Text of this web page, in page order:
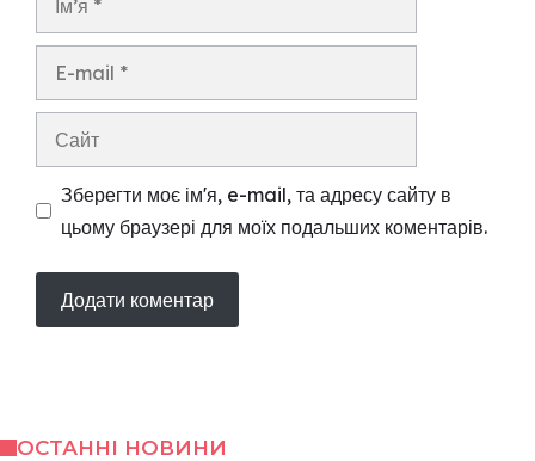
Зберегти моє ім'я, e-mail, та адресу сайту в
цьому браузері для моїх подальших коментарів.
ОСТАННІ НОВИНИ